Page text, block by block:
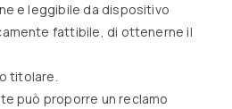
e leggibile da dispositivo
fattibile, di ottenerne il
titolare.
può proporre un reclamo